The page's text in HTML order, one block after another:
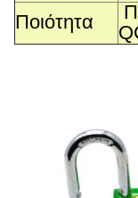
Ποιότητα